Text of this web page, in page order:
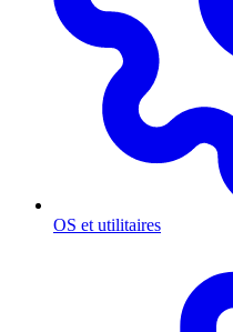
OS et utilitaires